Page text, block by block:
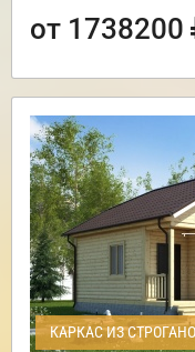
от 1738200
КАРКАС ИЗ